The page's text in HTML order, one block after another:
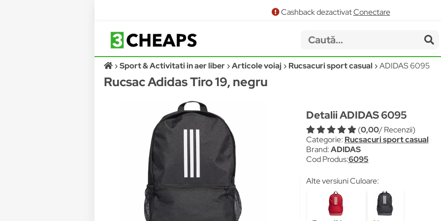
Cashback dezactivatConectare
Sport & Activitati in aer liber Articole voiaj Rucsacuri sport casual ADIDAS 6095
Rucsac Adidas Tiro 19, negru
Detalii ADIDAS 6095
(0,00/ Recenzii)
Categorie: Rucsacuri sport casual
Brand:ADIDAS
Cod Produs:6095
Alte versiuni Culoare: